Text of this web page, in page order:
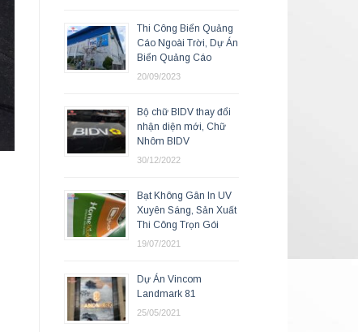
Thi Công Biển Quảng
Cáo Ngoài Trời, Dự Án
Biển Quảng Cáo
20/09/2023
Bộ chữ BIDV thay đổi
nhận diện mới, Chữ
Nhôm BIDV
30/12/2022
Bạt Không Gân In UV
Xuyên Sáng, Sản Xuất
Thi Công Trọn Gói
19/07/2021
Dự Án Vincom
Landmark 81
25/05/2021